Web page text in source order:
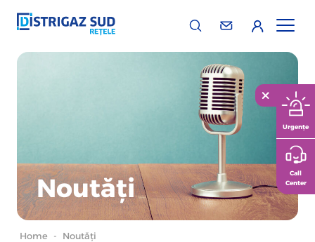
Noutăți
Home - Noutăți
Urgențe
Call
Center